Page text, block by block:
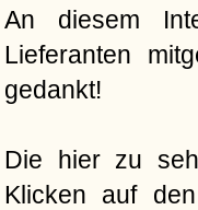
An diesem
Lieferanten
gedankt!
Die hier zu
Klicken auf